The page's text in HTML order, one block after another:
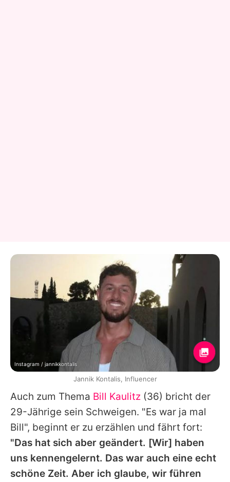
Auch zum Thema Bill Kaulitz (36) bricht der
29-Jährige sein Schweigen. "Es war ja mal
Bill", beginnt er zu erzählen und fährt fort:
"Das hat sich aber geändert. [Wir] haben
uns kennengelernt. Das war auch eine echt
schöne Zeit. Aber ich glaube, wir führen
Instagram / jannikkontalis
Jannik Kontalis, Influencer